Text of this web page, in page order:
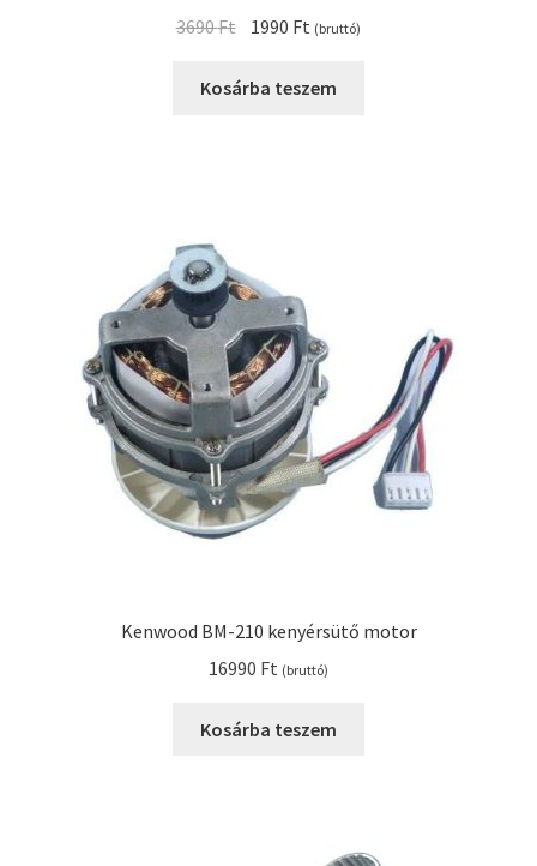
3690Ft Original
was:
1990 Ft Current
is:
(bruttó)
Kosárba teszem
Kenwood BM-210 kenyérsütő motor
16990 Ft (bruttó)
Kosárba teszem